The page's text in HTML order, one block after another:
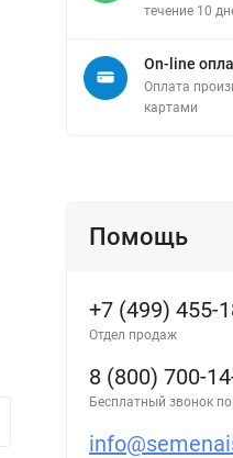
течение 10
On-line
Оплата
картами
Помощь
+7 (499) 455-
Отдел продаж
8 (800) 700-
Бесплатный звонок